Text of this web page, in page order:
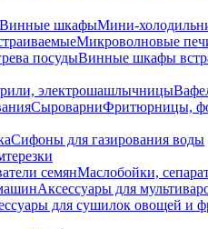
Винные шкафыМини-
Микроволновые
посудыВинные шкафы
электрошашлычницы
СыроварниФритюрницы,
Сифоны для газирования воды
семянМаслобойки,
Аксессуары для
для сушилок овощей и